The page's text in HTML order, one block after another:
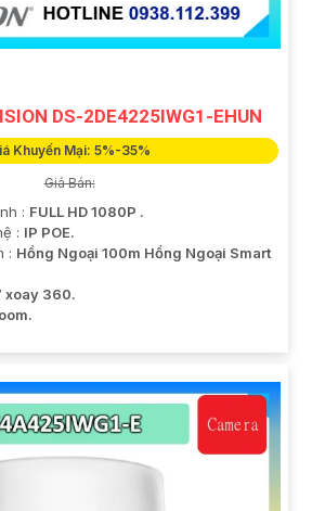
DS-2DE4225IWG1-EHUN
Khuyến Mại: 5%-35%
Giá Bán:
: FULL HD 1080P .
: IP POE.
: Hồng Ngoại 100m Hồng Ngoại Smart
xoay 360.